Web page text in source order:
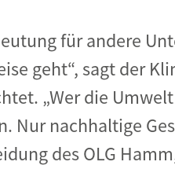
für andere
geht“, sagt der
„Wer die
Nur nachhaltige
des OLG